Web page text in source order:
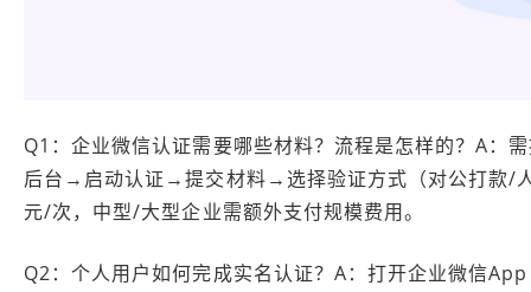
Q1：企业微信认证需要哪些材料？流程是怎样的？A：
后台→启动认证→提交材料→选择验证方式（对公打款/
元/次，中型/大型企业需额外支付规模费用。
Q2：个人用户如何完成实名认证？A：打开企业微信